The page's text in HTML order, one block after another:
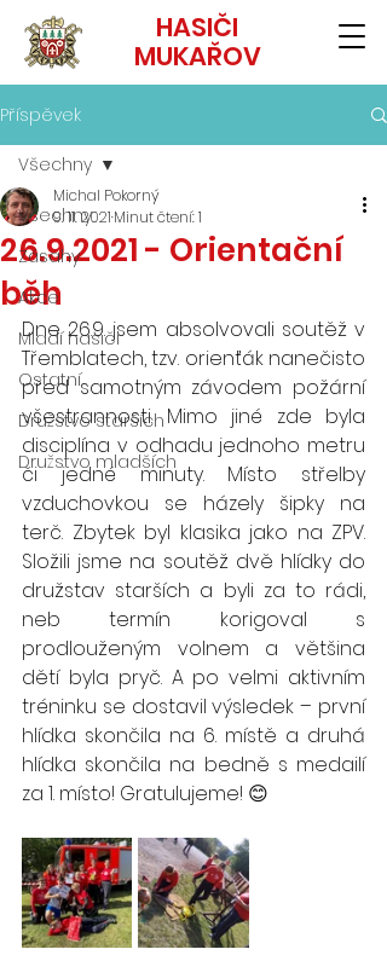
HASIČI
MUKAŘOV
Příspěvek
Všechny
Zásahy
Akce
Mladí hasiči
Ostatní
Družstvo starších
Družstvo mladších
Všechny
26.9.2021 - Orientační
běh
Michal Pokorný
9. 11. 2021 Minut čtení: 1
Dne 26.9. jsem absolvovali soutěž v
Třemblatech, tzv. orienťák nanečisto
před samotným závodem požární
všestrannosti. Mimo jiné zde byla
disciplína v odhadu jednoho metru
či jedné minuty. Místo střelby
vzduchovkou se házely šipky na
terč. Zbytek byl klasika jako na ZPV.
Složili jsme na soutěž dvě hlídky do
družstav starších a byli za to rádi,
neb termín korigoval s
prodlouženým volnem a většina
dětí byla pryč. A po velmi aktivním
tréninku se dostavil výsledek – první
hlídka skončila na 6. místě a druhá
hlídka skončila na bedně s medailí
za 1. místo! Gratulujeme! 😊